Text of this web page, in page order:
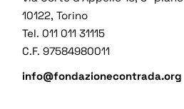
10122, Torino
Tel. 011 011 31115
C.F. 97584980011
info@fondazionecontrada.org